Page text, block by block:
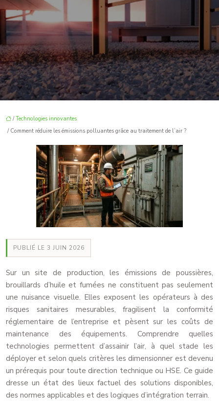
/Technologies innovantes
/ Comment réduire les émissions polluantes grâce au traitement de l’air ?
PUBLIÉ LE 3 JUIN 2026
Sur un site de production, les émissions de poussières,
brouillards d’huile et fumées ne constituent pas seulement
une nuisance visuelle. Elles exposent les opérateurs à des
risques sanitaires mesurables, fragilisent la conformité
réglementaire de l’entreprise et pèsent sur les coûts de
maintenance des équipements. Comprendre quelles
technologies permettent d’assainir l’air, à quel stade les
déployer et selon quels critères les dimensionner est devenu
un prérequis pour toute direction technique ou HSE. Ce guide
dresse un état des lieux factuel des solutions disponibles,
des normes applicables et des logiques d’intégration terrain.